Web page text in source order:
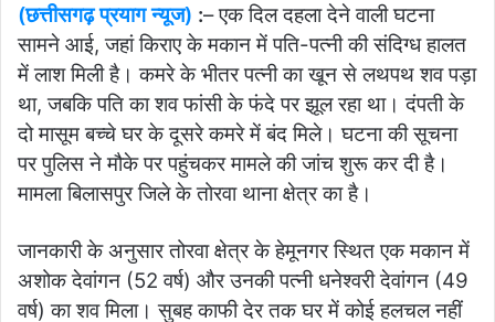
(छत्तीसगढ़ प्रयाग न्यूज) :– एक दिल दहला देने वाली घटना
सामने आई, जहां किराए के मकान में पति-पत्नी की संदिग्ध हालत
में लाश मिली है। कमरे के भीतर पत्नी का खून से लथपथ शव पड़ा
था, जबकि पति का शव फांसी के फंदे पर झूल रहा था। दंपती के
दो मासूम बच्चे घर के दूसरे कमरे में बंद मिले। घटना की सूचना
पर पुलिस ने मौके पर पहुंचकर मामले की जांच शुरू कर दी है।
मामला बिलासपुर जिले के तोरवा थाना क्षेत्र का है।
जानकारी के अनुसार तोरवा क्षेत्र के हेमूनगर स्थित एक मकान में
अशोक देवांगन (52 वर्ष) और उनकी पत्नी धनेश्वरी देवांगन (49
वर्ष) का शव मिला। सुबह काफी देर तक घर में कोई हलचल नहीं